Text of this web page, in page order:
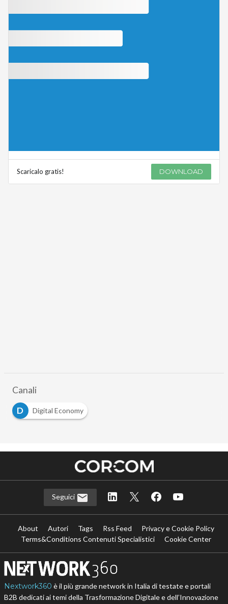
Scaricalo gratis! DOWNLOAD
Canali
D
Digital Economy
Seguici
About Autori Tags Rss Feed
Privacy e Cookie Policy
Terms&Conditions Contenuti Specialistici
Cookie Center
Nextwork360 è il più grande network in Italia di testate e portali
B2B dedicati ai temi della Trasformazione Digitale e dell’Innovazione